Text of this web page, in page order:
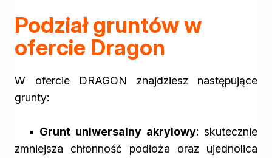
Podział gruntów w
ofercie Dragon
W ofercie DRAGON znajdziesz następujące
grunty:
• Grunt uniwersalny akrylowy: skutecznie
zmniejsza chłonność podłoża oraz ujednolica